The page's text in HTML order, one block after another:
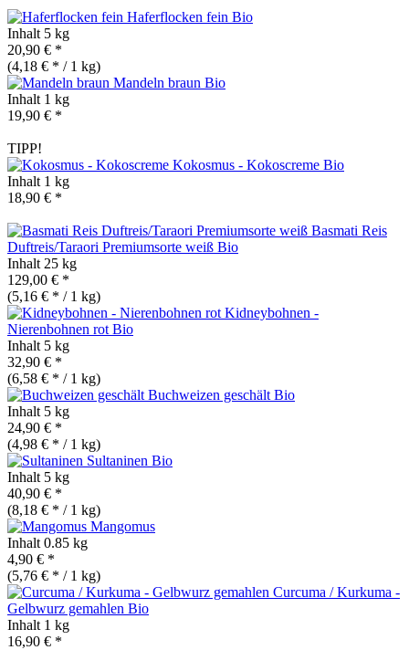
Haferflocken fein Bio
Inhalt 5 kg
20,90 € *
(4,18 € * / 1 kg)
Mandeln braun Bio
Inhalt 1 kg
19,90 € *
TIPP!
Kokosmus - Kokoscreme Bio
Inhalt 1 kg
18,90 € *
Basmati Reis
Duftreis/Taraori Premiumsorte weiß Bio
Inhalt 25 kg
129,00 € *
(5,16 € * / 1 kg)
Kidneybohnen -
Nierenbohnen rot Bio
Inhalt 5 kg
32,90 € *
(6,58 € * / 1 kg)
Buchweizen geschält Bio
Inhalt 5 kg
24,90 € *
(4,98 € * / 1 kg)
Sultaninen Bio
Inhalt 5 kg
40,90 € *
(8,18 € * / 1 kg)
Mangomus
Inhalt 0.85 kg
4,90 € *
(5,76 € * / 1 kg)
Curcuma / Kurkuma -
Gelbwurz gemahlen Bio
Inhalt 1 kg
16,90 € *